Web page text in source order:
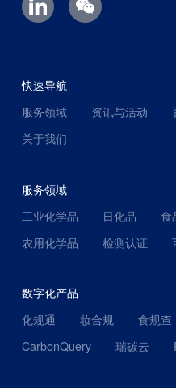
快速导航
服务领域
资讯与活动
关于我们
服务领域
工业化学品
日化品 食
农用化学品
检测认证
数字化产品
化规通
妆合规 食规查
CarbonQuery
瑞碳云